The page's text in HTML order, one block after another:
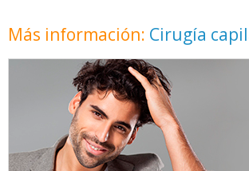
Más información: Cirugía